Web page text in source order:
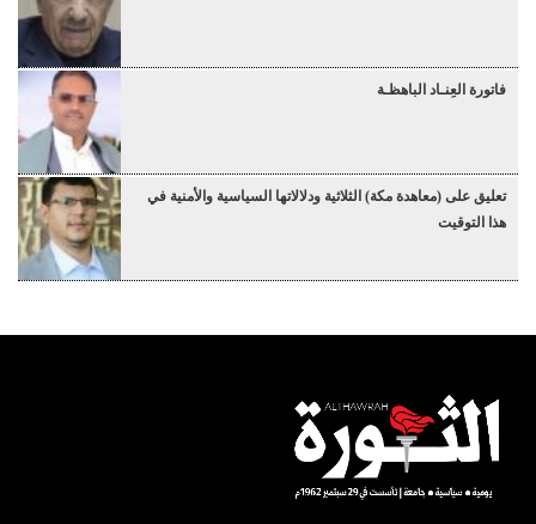
فاتورة العِنـاد الباهظـة
تعليق على (معاهدة مكة) الثلاثية ودلالاتها السياسية والأمنية في
هذا التوقيت